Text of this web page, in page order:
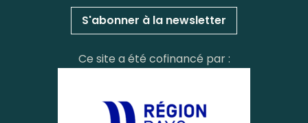
S'abonner à la newsletter
Ce site a été cofinancé par :